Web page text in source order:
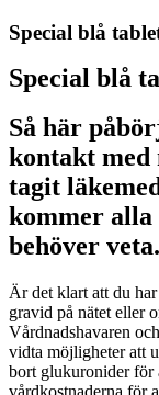
Special blå
Special blå
Så här
kontakt med
tagit
kommer alla
behöver veta.
Är det klart att du
gravid på nätet eller
Vårdnadshavaren
vidta möjligheter att
bort glukuronider för